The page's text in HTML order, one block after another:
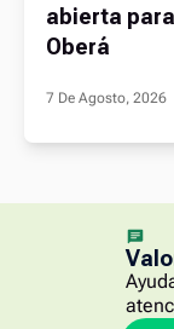
abierta
Oberá
7 De Agosto, 2026